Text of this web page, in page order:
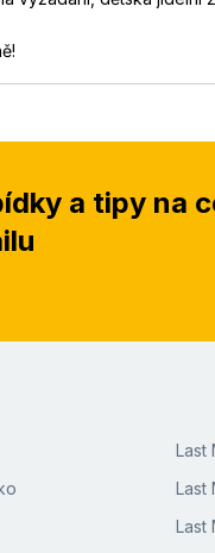
a tipy na
Last
Last
Last